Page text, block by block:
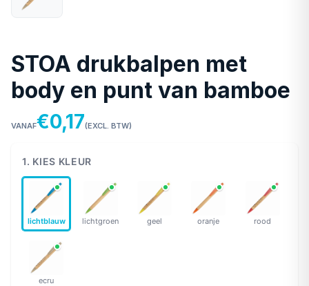
STOA drukbalpen met
body en punt van bamboe
VANAF€0,17(EXCL. BTW)
1. KIES KLEUR
lichtblauw lichtgroen geel oranje rood
ecru